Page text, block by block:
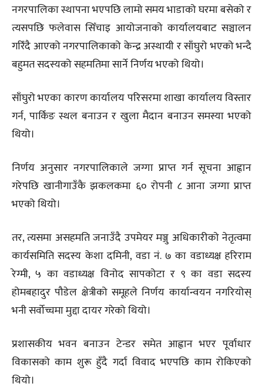
नगरपालिका स्थापना भएपछि लामो समय भाडाको घरमा बसेको र
त्यसपछि फलेवास सिँचाइ आयोजनाको कार्यालयबाट सञ्चालन
गरिँदै आएको नगरपालिकाको केन्द्र अस्थायी र साँघुरो भएको भन्दै
बहुमत सदस्यको सहमतिमा सार्ने निर्णय भएको थियो।
साँघुरो भएका कारण कार्यालय परिसरमा शाखा कार्यालय विस्तार
गर्न, पार्किङ स्थल बनाउन र खुला मैदान बनाउन समस्या भएको
थियो।
निर्णय अनुसार नगरपालिकाले जग्गा प्राप्त गर्न सूचना आह्वान
गरेपछि खानीगाउँकै झकलकमा ६० रोपनी ८ आना जग्गा प्राप्त
भएको थियो।
तर, त्यसमा असहमति जनाउँदै उपमेयर मञ्जु अधिकारीको नेतृत्वमा
कार्यसमिति सदस्य केशा दमिनी, वडा नं. ७ का वडाध्यक्ष हरिराम
रेग्मी, ५ का वडाध्यक्ष विनोद सापकोटा र ९ का वडा सदस्य
होमबहादुर पौडेल क्षेत्रीको समूहले निर्णय कार्यान्वयन नगरियोस्
भनी सर्वोच्चमा मुद्दा दायर गरेको थियो।
प्रशासकीय भवन बनाउन टेन्डर समेत आह्वान भएर पूर्वाधार
विकासको काम शुरू हुँदै गर्दा विवाद भएपछि काम रोकिएको
थियो।